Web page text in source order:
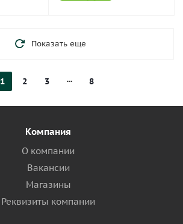
Показать еще
1 2 3 8
Компания
О компании
Вакансии
Магазины
Реквизиты компании